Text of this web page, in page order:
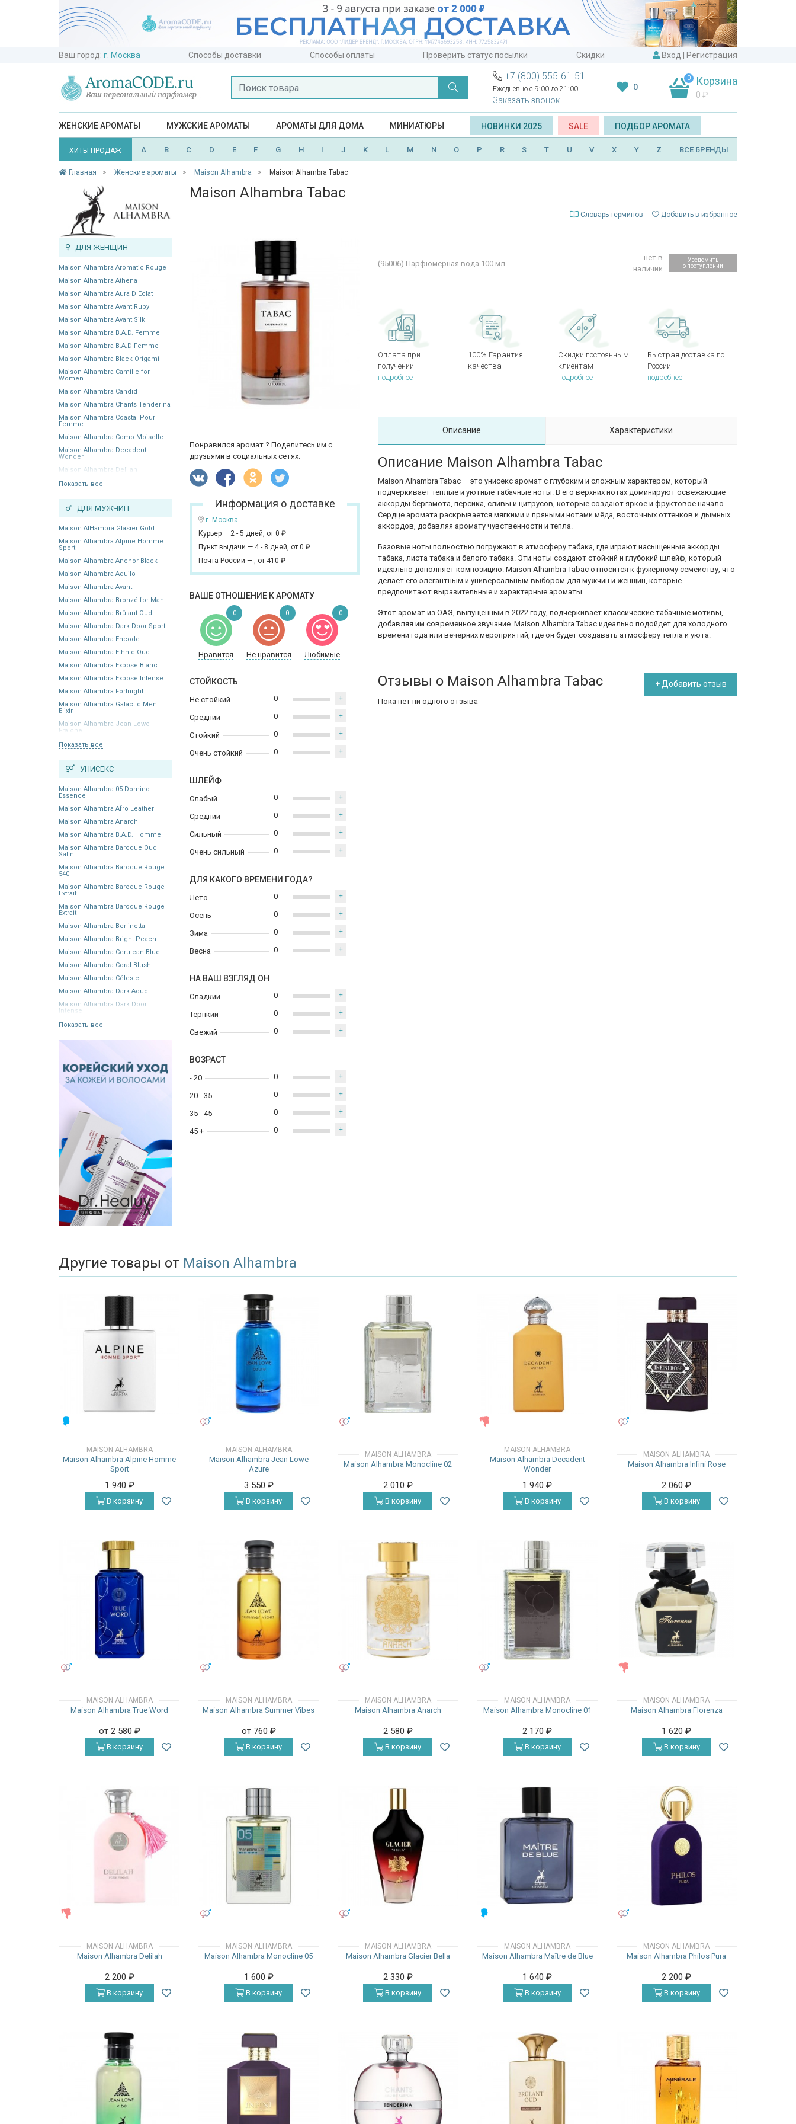
Ваш город: г. Москва Способы доставки Способы оплаты Проверить статус посылки Скидки Вход Регистрация
+7 (800) 555-61-51
Ежедневно с 9:00 до 21:00
Заказать звонок
0
0 Корзина
0 ₽
ЖЕНСКИЕ АРОМАТЫ МУЖСКИЕ АРОМАТЫ АРОМАТЫ ДЛЯ ДОМА МИНИАТЮРЫ НОВИНКИ 2025 SALE ПОДБОР АРОМАТА
ХИТЫ ПРОДАЖ A B C D E F G H I J K L M N O P R S T U V X Y Z ВСЕ БРЕНДЫ
Главная Женские ароматы Maison Alhambra Maison Alhambra Tabac
ДЛЯ ЖЕНЩИН
Maison Alhambra Aromatic Rouge
Maison Alhambra Athena
Maison Alhambra Aura D'Eclat
Maison Alhambra Avant Ruby
Maison Alhambra Avant Silk
Maison Alhambra B.A.D. Femme
Maison Alhambra B.A.D Femme
Maison Alhambra Black Origami
Maison Alhambra Camille for
Women
Maison Alhambra Candid
Maison Alhambra Chants Tenderina
Maison Alhambra Coastal Pour
Femme
Maison Alhambra Como Moiselle
Maison Alhambra Decadent
Wonder
Maison Alhambra Delilah
Показать все
ДЛЯ МУЖЧИН
Maison AlHambra Glasier Gold
Maison Alhambra Alpine Homme
Sport
Maison Alhambra Anchor Black
Maison Alhambra Aquilo
Maison Alhambra Avant
Maison Alhambra Bronzé for Man
Maison Alhambra Brûlant Oud
Maison Alhambra Dark Door Sport
Maison Alhambra Encode
Maison Alhambra Ethnic Oud
Maison Alhambra Expose Blanc
Maison Alhambra Expose Intense
Maison Alhambra Fortnight
Maison Alhambra Galactic Men
Elixir
Maison Alhambra Jean Lowe
Fraiche
Показать все
УНИСЕКС
Maison Alhambra 05 Domino
Essence
Maison Alhambra Afro Leather
Maison Alhambra Anarch
Maison Alhambra B.A.D. Homme
Maison Alhambra Baroque Oud
Satin
Maison Alhambra Baroque Rouge
540
Maison Alhambra Baroque Rouge
Extrait
Maison Alhambra Baroque Rouge
Extrait
Maison Alhambra Berlinetta
Maison Alhambra Bright Peach
Maison Alhambra Cerulean Blue
Maison Alhambra Coral Blush
Maison Alhambra Céleste
Maison Alhambra Dark Aoud
Maison Alhambra Dark Door
Intense
Показать все
Maison Alhambra Tabac
Словарь терминов Добавить в избранное
Понравился аромат ? Поделитесь им с
друзьями в социальных сетях:
Информация о доставке
г. Москва
Курьер — 2 - 5 дней, от 0 ₽
Пункт выдачи — 4 - 8 дней, от 0 ₽
Почта России — , от 410 ₽
ВАШЕ ОТНОШЕНИЕ К АРОМАТУ
Нравится Не нравится Любимые
0 0 0
СТОЙКОСТЬ
Не стойкий
Средний
Стойкий
Очень стойкий
0 +
0 +
0 +
0 +
ШЛЕЙФ
Слабый
Средний
Сильный
Очень сильный
0 +
0 +
0 +
0 +
ДЛЯ КАКОГО ВРЕМЕНИ ГОДА?
Лето
Осень
Зима
Весна
0 +
0 +
0 +
0 +
НА ВАШ ВЗГЛЯД ОН
Сладкий
Терпкий
Свежий
0 +
0 +
0 +
ВОЗРАСТ
- 20
20 - 35
35 - 45
45 +
0 +
0 +
0 +
0 +
(95006) Парфюмерная вода 100 мл
нет в
наличии
Уведомить
о поступлении
Оплата при
получении
подробнее
100% Гарантия
качества
Скидки постоянным
клиентам
подробнее
Быстрая доставка по
России
подробнее
Описание Характеристики
Описание Maison Alhambra Tabac
Maison Alhambra Tabac — это унисекс аромат с глубоким и сложным характером, который
подчеркивает теплые и уютные табачные ноты. В его верхних нотах доминируют освежающие
аккорды бергамота, персика, сливы и цитрусов, которые создают яркое и фруктовое начало.
Сердце аромата раскрывается мягкими и пряными нотами мёда, восточных оттенков и дымных
аккордов, добавляя аромату чувственности и тепла.
Базовые ноты полностью погружают в атмосферу табака, где играют насыщенные аккорды
табака, листа табака и белого табака. Эти ноты создают стойкий и глубокий шлейф, который
идеально дополняет композицию. Maison Alhambra Tabac относится к фужерному семейству, что
делает его элегантным и универсальным выбором для мужчин и женщин, которые
предпочитают выразительные и характерные ароматы.
Этот аромат из ОАЭ, выпущенный в 2022 году, подчеркивает классические табачные мотивы,
добавляя им современное звучание. Maison Alhambra Tabac идеально подойдет для холодного
времени года или вечерних мероприятий, где он будет создавать атмосферу тепла и уюта.
Отзывы о Maison Alhambra Tabac + Добавить отзыв
Пока нет ни одного отзыва
Другие товары от Maison Alhambra
MAISON ALHAMBRA
Maison Alhambra Alpine Homme
Sport
1 940 ₽
В корзину
MAISON ALHAMBRA
Maison Alhambra Jean Lowe
Azure
3 550 ₽
В корзину
MAISON ALHAMBRA
Maison Alhambra Monocline 02
2 010 ₽
В корзину
MAISON ALHAMBRA
Maison Alhambra Decadent
Wonder
1 940₽
В корзину
MAISON ALHAMBRA
Maison Alhambra Infini Rose
2 060₽
В корзину
MAISON ALHAMBRA
Maison Alhambra True Word
от 2 580 ₽
В корзину
MAISON ALHAMBRA
Maison Alhambra Summer Vibes
от 760 ₽
В корзину
MAISON ALHAMBRA
Maison Alhambra Anarch
2 580 ₽
В корзину
MAISON ALHAMBRA
Maison Alhambra Monocline 01
2 170₽
В корзину
MAISON ALHAMBRA
Maison Alhambra Florenza
1 620₽
В корзину
MAISON ALHAMBRA
Maison Alhambra Delilah
2 200 ₽
В корзину
MAISON ALHAMBRA
Maison Alhambra Monocline 05
1 600 ₽
В корзину
MAISON ALHAMBRA
Maison Alhambra Glacier Bella
2 330 ₽
В корзину
MAISON ALHAMBRA
Maison Alhambra Maître de Blue
1 640₽
В корзину
MAISON ALHAMBRA
Maison Alhambra Philos Pura
2 200₽
В корзину